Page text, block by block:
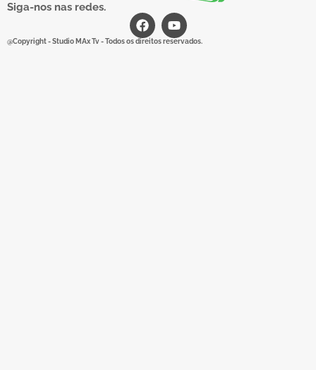
Siga-nos nas redes.
@Copyright - Studio MAx Tv - Todos os direitos reservados.